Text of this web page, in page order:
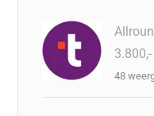
48